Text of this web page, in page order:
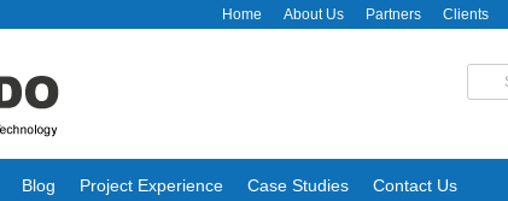
Home About Us Partners Clients
Blog Project Experience Case Studies Contact Us